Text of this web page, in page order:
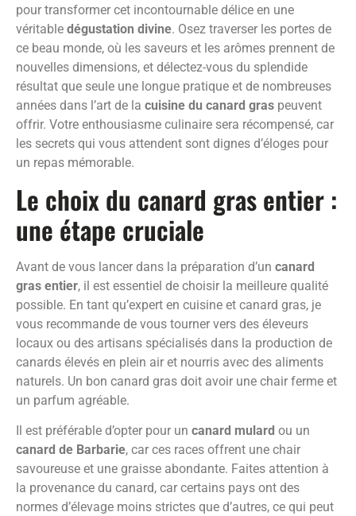
pour transformer cet incontournable délice en une
véritable dégustation divine. Osez traverser les portes de
ce beau monde, où les saveurs et les arômes prennent de
nouvelles dimensions, et délectez-vous du splendide
résultat que seule une longue pratique et de nombreuses
années dans l’art de la cuisine du canard gras peuvent
offrir. Votre enthousiasme culinaire sera récompensé, car
les secrets qui vous attendent sont dignes d’éloges pour
un repas mémorable.
Le choix du canard gras entier :
une étape cruciale
Avant de vous lancer dans la préparation d’un canard
gras entier, il est essentiel de choisir la meilleure qualité
possible. En tant qu’expert en cuisine et canard gras, je
vous recommande de vous tourner vers des éleveurs
locaux ou des artisans spécialisés dans la production de
canards élevés en plein air et nourris avec des aliments
naturels. Un bon canard gras doit avoir une chair ferme et
un parfum agréable.
Il est préférable d’opter pour un canard mulard ou un
canard de Barbarie, car ces races offrent une chair
savoureuse et une graisse abondante. Faites attention à
la provenance du canard, car certains pays ont des
normes d’élevage moins strictes que d’autres, ce qui peut